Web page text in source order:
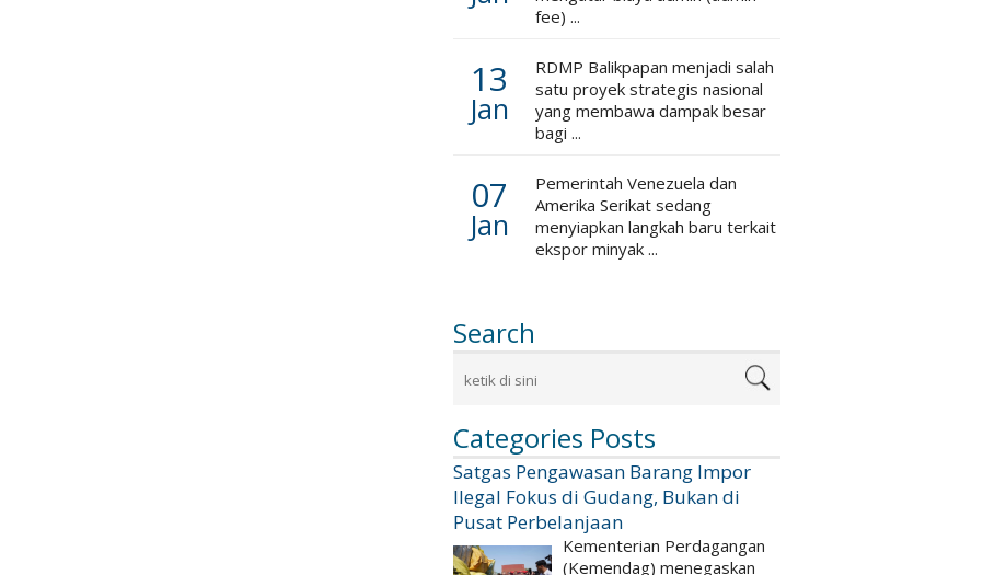
fee) ...
13
Jan
RDMP Balikpapan menjadi salah
satu proyek strategis nasional
yang membawa dampak besar
bagi ...
07
Jan
Pemerintah Venezuela dan
Amerika Serikat sedang
menyiapkan langkah baru terkait
ekspor minyak ...
Search
Categories Posts
Satgas Pengawasan Barang Impor
Ilegal Fokus di Gudang, Bukan di
Pusat Perbelanjaan
Kementerian Perdagangan
(Kemendag) menegaskan